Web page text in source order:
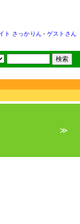
ト さっかりん - ゲストさん
≫